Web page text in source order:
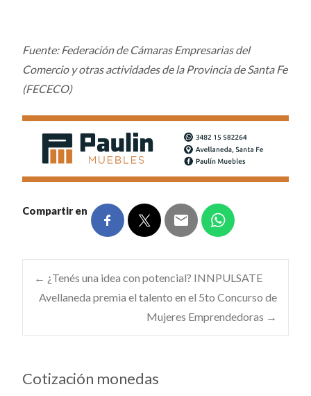
Fuente: Federación de Cámaras Empresarias del
Comercio y otras actividades de la Provincia de Santa Fe
(FECECO)
Compartir en
Navegación
de
entradas
← ¿Tenés una idea con potencial? INNPULSATE
Avellaneda premia el talento en el 5to Concurso de
Mujeres Emprendedoras →
Cotización monedas